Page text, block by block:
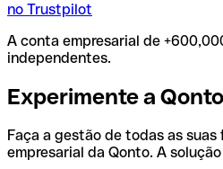
no Trustpilot
A conta empresarial de
independentes.
Experimente a Qonto
Faça a gestão de todas as
empresarial da Qonto. A